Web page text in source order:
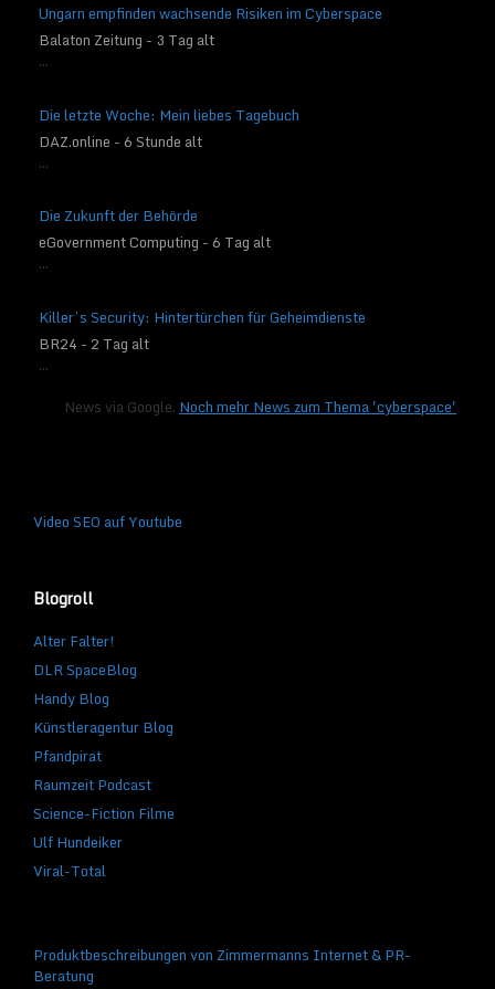
Ungarn empfinden wachsende Risiken im Cyberspace
Balaton Zeitung - 3 Tag alt
...
Die letzte Woche: Mein liebes Tagebuch
DAZ.online - 6 Stunde alt
...
Die Zukunft der Behörde
eGovernment Computing - 6 Tag alt
...
Killer’s Security: Hintertürchen für Geheimdienste
BR24 - 2 Tag alt
...
News via Google. Noch mehr News zum Thema 'cyberspace'
Video SEO auf Youtube
Blogroll
Alter Falter!
DLR SpaceBlog
Handy Blog
Künstleragentur Blog
Pfandpirat
Raumzeit Podcast
Science-Fiction Filme
Ulf Hundeiker
Viral-Total
Produktbeschreibungen von Zimmermanns Internet & PR-
Beratung